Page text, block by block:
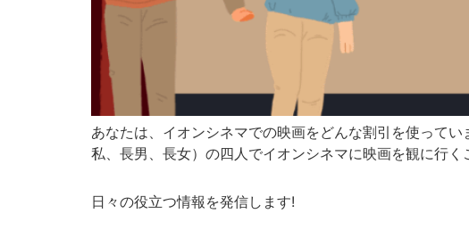
あなたは、イオンシネマでの映画をどんな割引を使って
私、長男、長女）の四人でイオンシネマに映画を観に行
日々の役立つ情報を発信します!